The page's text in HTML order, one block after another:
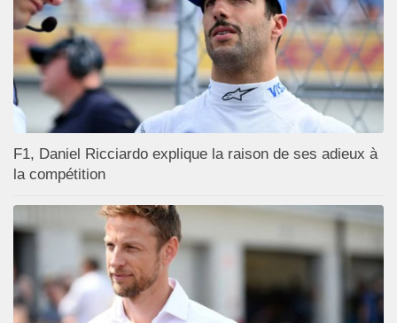
F1, Daniel Ricciardo explique la raison de ses adieux à
la compétition